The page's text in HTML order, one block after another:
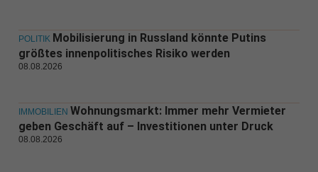
POLITIK Mobilisierung in Russland könnte Putins
größtes innenpolitisches Risiko werden
08.08.2026
IMMOBILIEN Wohnungsmarkt: Immer mehr Vermieter
geben Geschäft auf – Investitionen unter Druck
08.08.2026